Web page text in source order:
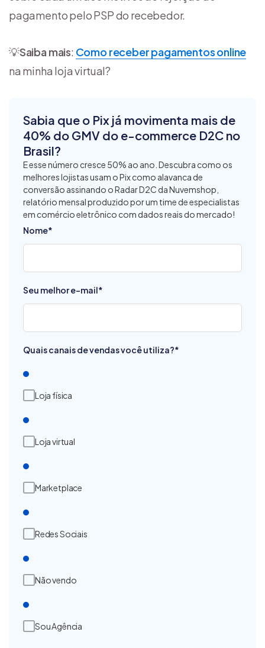
pagamento pelo PSP do recebedor.
💡Saiba mais: Como receber pagamentos online
na minha loja virtual?
Sabia que o Pix já movimenta mais de
40% do GMV do e-commerce D2C no
Brasil?
E esse número cresce 50% ao ano. Descubra como os
melhores lojistas usam o Pix como alavanca de
conversão assinando o Radar D2C da Nuvemshop,
relatório mensal produzido por um time de especialistas
em comércio eletrônico com dados reais do mercado!
Nome*
Seu melhor e-mail*
Quais canais de vendas você utiliza?*
Loja física
Loja virtual
Marketplace
Redes Sociais
Não vendo
Sou Agência